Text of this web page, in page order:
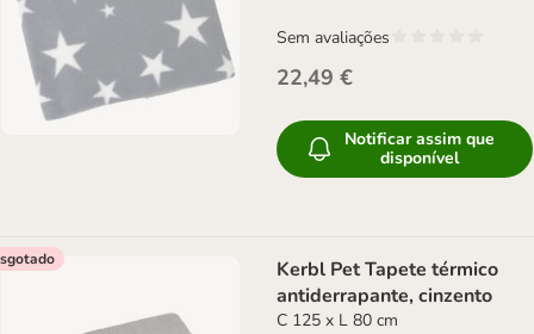
22,49 €
Sem avaliações
Notificar assim que
disponível
Kerbl Pet Tapete térmico
antiderrapante, cinzento
C 125 x L 80 cm